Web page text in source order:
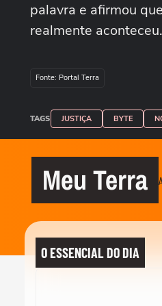
palavra e afirmou
realmente
Fonte: Portal Terra
TAGS JUSTIÇA BYTE
Meu Terra
O ESSENCIAL DO DIA